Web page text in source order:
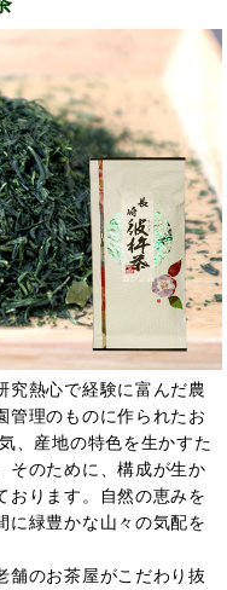
究熱心で経験に富んだ農
管理のものに作られたお
、産地の特色を生かすた
そのために、構成が生か
おります。自然の恵みを
に緑豊かな山々の気配を
舗のお茶屋がこだわり抜